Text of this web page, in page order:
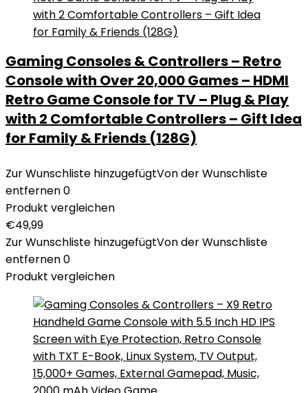
Gaming Consoles & Controllers – Retro
Console with Over 20,000 Games – HDMI
Retro Game Console for TV – Plug & Play
with 2 Comfortable Controllers – Gift Idea
for Family & Friends (128G)
Zur Wunschliste hinzugefügtVon der Wunschliste
entfernen0
Produkt vergleichen
€49,99
Zur Wunschliste hinzugefügtVon der Wunschliste
entfernen0
Produkt vergleichen